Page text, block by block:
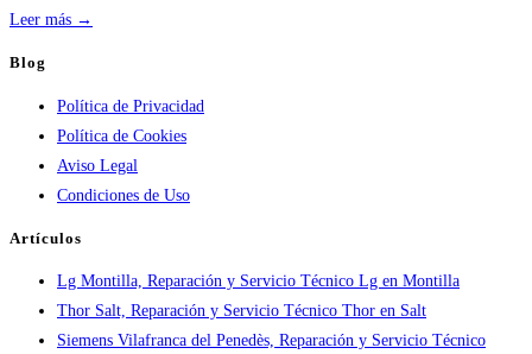
Leer más →
por
ciudad:
disponibilidad
real
en
España
Blog
Política de Privacidad
Política de Cookies
Aviso Legal
Condiciones de Uso
Artículos
Lg Montilla, Reparación y Servicio Técnico Lg en Montilla
Thor Salt, Reparación y Servicio Técnico Thor en Salt
Siemens Vilafranca del Penedès, Reparación y Servicio Técnico